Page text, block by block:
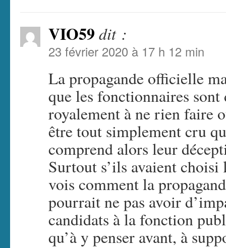
VIO59 dit :
23 février 2020 à 17 h 12 min
La propagande officielle
que les fonctionnaires
royalement à ne rien faire
être tout simplement cru
comprend alors leur
Surtout s’ils avaient
vois comment la
pourrait ne pas avoir
candidats à la fonction
qu’à y penser avant, à